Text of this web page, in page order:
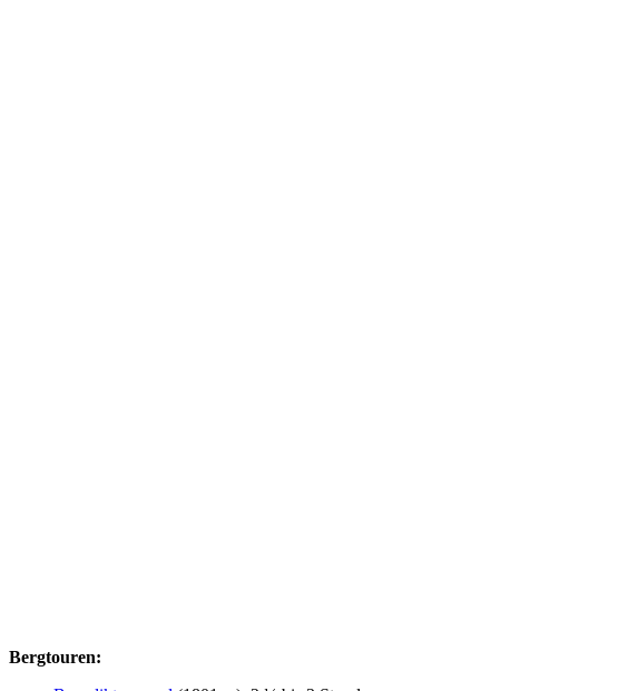
Bergtouren: